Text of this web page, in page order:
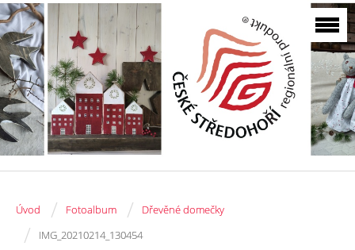
Úvod / Fotoalbum / Dřevěné domečky
/ IMG_20210214_130454